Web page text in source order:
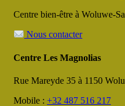
Centre bien-être à Woluwe-
Nous contacter
Centre Les Magnolias
Rue Mareyde 35 à 1150
Mobile : +32 487 516 217